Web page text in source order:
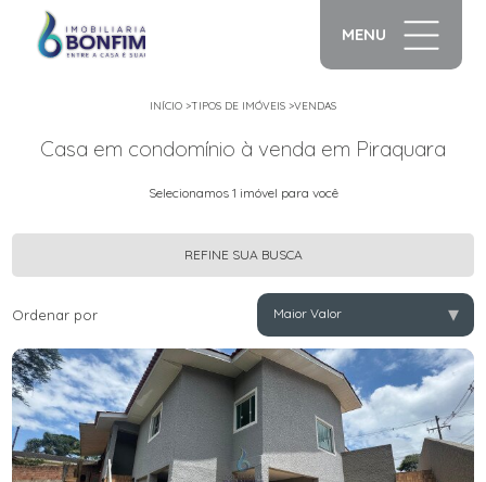
MENU
INÍCIO >TIPOS DE IMÓVEIS >VENDAS
Casa em condomínio à venda em Piraquara
Selecionamos 1 imóvel para você
REFINE SUA BUSCA
Ordenar por Maior Valor ▾